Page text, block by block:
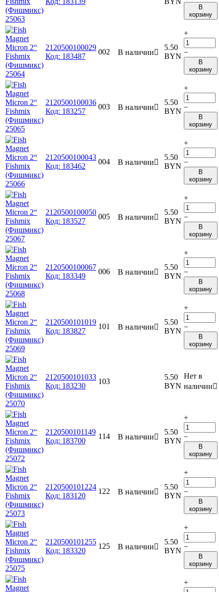
В
корзину
2120500100029
Код: 183487
002 В наличии
5.50
BYN
+
−
В
корзину
2120500100036
Код: 183257
003 В наличии
5.50
BYN
+
−
В
корзину
2120500100043
Код: 183462
004 В наличии
5.50
BYN
+
−
В
корзину
2120500100050
Код: 183527
005 В наличии
5.50
BYN
+
−
В
корзину
2120500100067
Код: 183349
006 В наличии
5.50
BYN
+
−
В
корзину
2120500101019
Код: 183827
101 В наличии
5.50
BYN
+
−
В
корзину
2120500101033
Код: 183230
103
5.50
BYN
Нет в
наличии
2120500101149
Код: 183700
114 В наличии
5.50
BYN
+
−
В
корзину
2120500101224
Код: 183120
122 В наличии
5.50
BYN
+
−
В
корзину
2120500101255
Код: 183320
125 В наличии
5.50
BYN
+
−
В
корзину
+